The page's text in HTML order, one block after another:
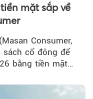
mặt sắp về
Consumer,
sách cổ đông để
bằng tiền mặt